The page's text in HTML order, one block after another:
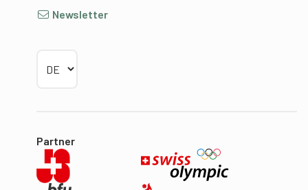
Newsletter
Partner